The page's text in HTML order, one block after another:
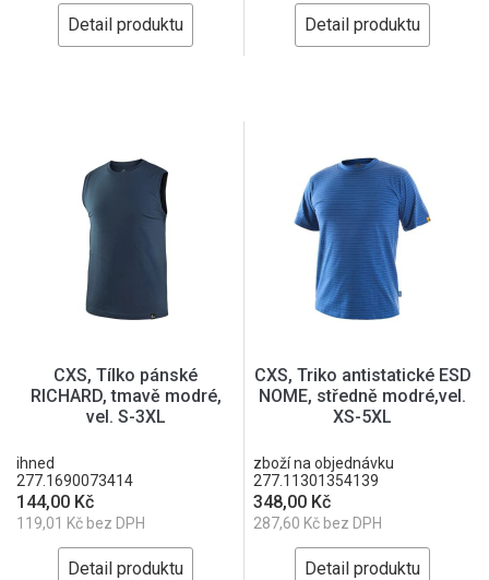
Detail produktu Detail produktu
CXS, Tílko pánské
RICHARD, tmavě modré,
vel. S-3XL
ihned
277.1690073414
144,00 Kč
119,01 Kč bez DPH
Detail produktu
CXS, Triko antistatické ESD
NOME, středně modré,vel.
XS-5XL
zboží na objednávku
277.11301354139
348,00 Kč
287,60 Kč bez DPH
Detail produktu